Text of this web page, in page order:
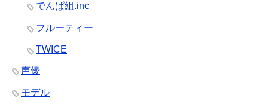
でんぱ組.inc
フルーティー
TWICE
声優
モデル